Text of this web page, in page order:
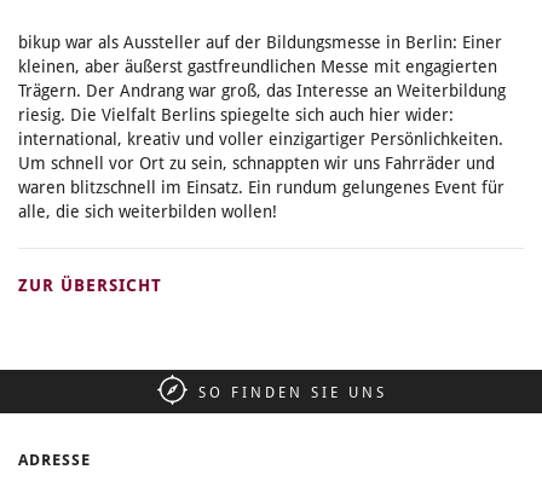
bikup war als Aussteller auf der Bildungsmesse in Berlin: Einer
kleinen, aber äußerst gastfreundlichen Messe mit engagierten
Trägern. Der Andrang war groß, das Interesse an Weiterbildung
riesig. Die Vielfalt Berlins spiegelte sich auch hier wider:
international, kreativ und voller einzigartiger Persönlichkeiten.
Um schnell vor Ort zu sein, schnappten wir uns Fahrräder und
waren blitzschnell im Einsatz. Ein rundum gelungenes Event für
alle, die sich weiterbilden wollen!
ZUR ÜBERSICHT
SO FINDEN SIE UNS
ADRESSE